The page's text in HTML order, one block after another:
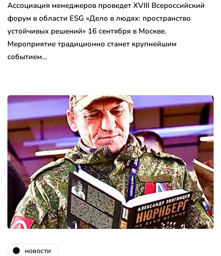
Ассоциация менеджеров проведет XVIII Всероссийский
форум в области ESG «Дело в людях: пространство
устойчивых решений» 16 сентября в Москве.
Мероприятие традиционно станет крупнейшим
событием…
новости